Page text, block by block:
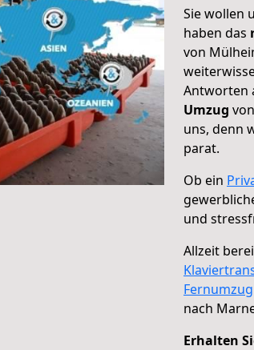
Sie wollen
haben das
von
Antworten
Umzug
uns, denn
parat.
Ob ein
und
Allzeit
Fernumzug
nach
Erhalten